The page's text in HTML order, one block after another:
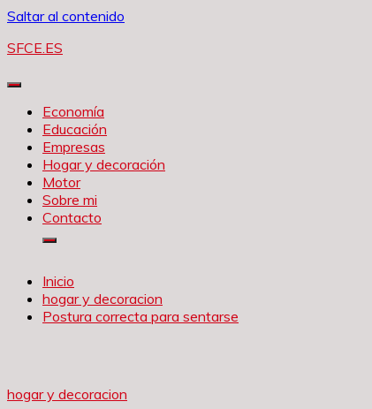
Saltar al contenido
SFCE.ES
Economía
Educación
Empresas
Hogar y decoración
Motor
Sobre mi
Contacto
Inicio
hogar y decoracion
Postura correcta para sentarse
hogar y decoracion